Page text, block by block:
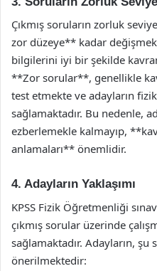
Çıkmış soruların zorluk
zor düzeye** kadar
bilgilerini iyi bir şekilde
**Zor sorular**, genellikle
test etmekte ve adayların
sağlamaktadır. Bu nedenle,
ezberlemekle kalmayıp,
anlamaları** önemlidir.
4. Adayların Yaklaşımı
KPSS Fizik Öğretmenliği
çıkmış sorular üzerinde
sağlamaktadır. Adayların,
önerilmektedir: